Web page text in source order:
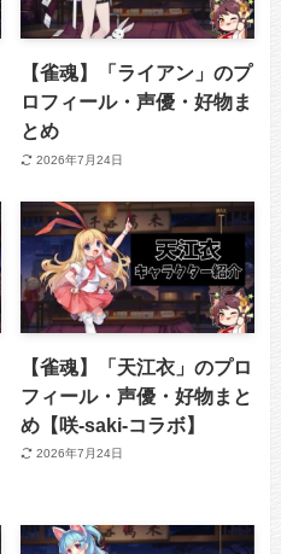
【雀魂】「ライアン」のプ
ロフィール・声優・好物ま
とめ
2026年7月24日
【雀魂】「天江衣」のプロ
フィール・声優・好物まと
め【咲-saki-コラボ】
2026年7月24日